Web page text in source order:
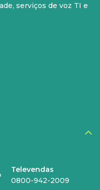
serviços de voz TI e
Televendas
0800-942-2009